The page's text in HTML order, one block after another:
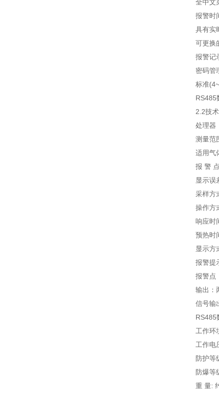
全中文菜
报警时
具有实
可更换的
报警记录
密码管理
标准
RS485数
2.2技术
处理器：
测量范
适用气体
报 警 点
显示误差
采样方
操作方
响应时
预热时
显示方式
报警提示
报警点
输出：两
信号输出
RS485数
工作环境
工作电压
防护等
防爆等
重 量: